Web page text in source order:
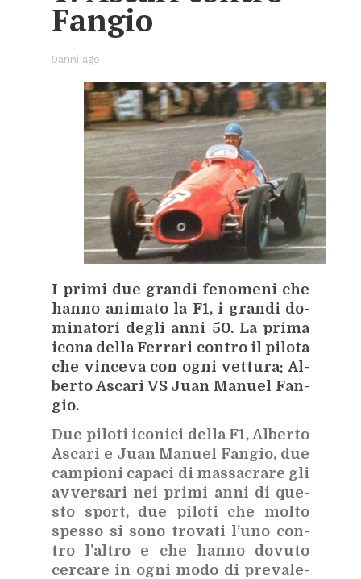
Fan­gio
9anni ago
I pri­mi due gran­di fe­no­me­ni che
han­no ani­ma­to la F1, i gran­di do­
mi­na­to­ri de­gli anni 50. La pri­ma
ico­na del­la Fer­ra­ri con­tro il pi­lo­ta
che vin­ce­va con ogni vet­tu­ra: Al­
ber­to Asca­ri VS Juan Ma­nuel Fan­
gio.
Due pi­lo­ti ico­ni­ci del­la F1, Al­ber­to
Asca­ri e Juan Ma­nuel Fan­gio, due
cam­pio­ni ca­pa­ci di mas­sa­cra­re gli
av­ver­sa­ri nei pri­mi anni di que­
sto sport, due pi­lo­ti che mol­to
spes­so si sono tro­va­ti l’u­no con­
tro l’al­tro e che han­no do­vu­to
cer­ca­re in ogni modo di pre­va­le­